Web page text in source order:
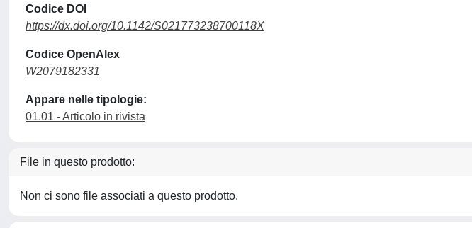
Codice DOI
https://dx.doi.org/10.1142/S021773238700118X
Codice OpenAlex
W2079182331
Appare nelle tipologie:
01.01 - Articolo in rivista
File in questo prodotto:
Non ci sono file associati a questo prodotto.